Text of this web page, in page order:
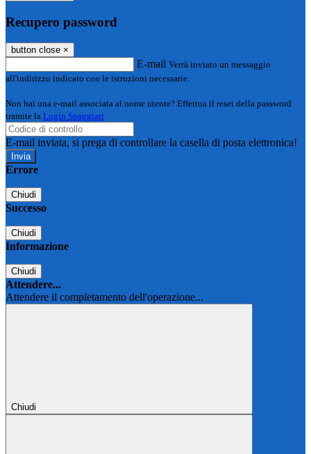
Recupero password
button close ×
E-mail Verrà inviato un messaggio
all'indirizzo indicato con le istruzioni necessarie.
Non hai una e-mail associata al nome utente? Effettua il reset della password
tramite la Login Spaggiari
E-mail inviata, si prega di controllare la casella di posta elettronica!
Errore
Chiudi
Successo
Chiudi
Informazione
Chiudi
Attendere...
Attendere il completamento dell'operazione...
Chiudi